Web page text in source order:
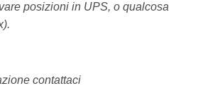
posizioni in UPS, o qualcosa
contattaci